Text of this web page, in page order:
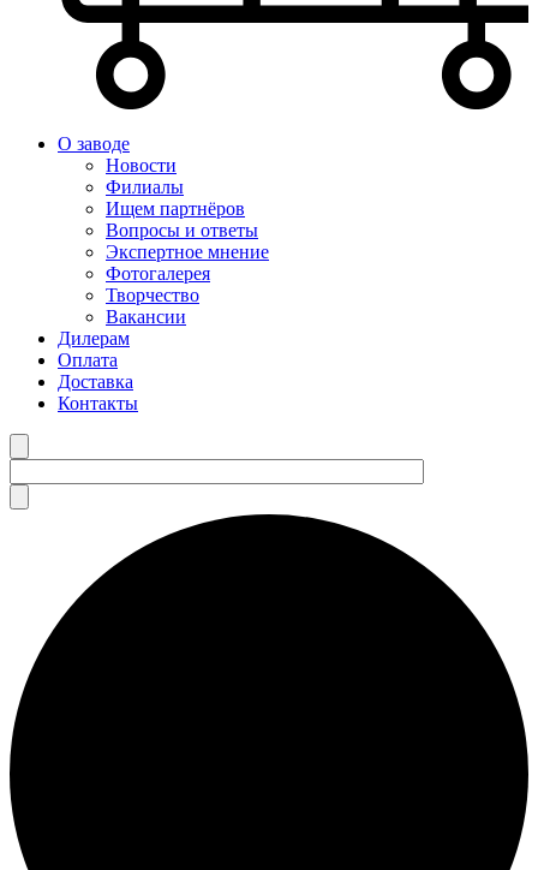
О заводе
Новости
Филиалы
Ищем партнёров
Вопросы и ответы
Экспертное мнение
Фотогалерея
Творчество
Вакансии
Дилерам
Оплата
Доставка
Контакты